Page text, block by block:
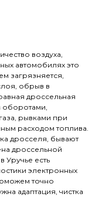
воздуха,
автомобилях это
загрязняется,
обрыв в
дроссельная
оборотами,
рывками при
расходом топлива.
дросселя, бывают
дроссельной
Уручье есть
электронных
точно
адаптация, чистка